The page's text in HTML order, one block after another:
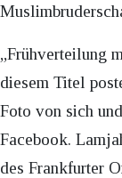
„Frühverteilung
diesem Titel
Foto von sich
Facebook.
des Frankfurter